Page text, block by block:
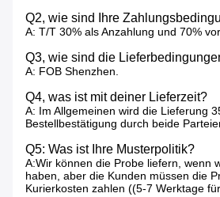
Q2, wie sind Ihre
A: T/T 30% als Anzahlung und 70%
Q3, wie sind die
A: FOB Shenzhen.
Q4, was ist mit deiner Lieferzeit?
A: Im Allgemeinen wird die Lieferung
Bestellbestätigung durch beide
Q5: Was ist Ihre Musterpolitik?
A:Wir können die Probe liefern, wenn
haben, aber die Kunden müssen die
Kurierkosten zahlen ((5-7 Werktage